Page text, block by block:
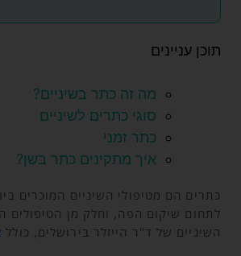
תוכן עניינים
מה זה כתר בשיניים?
סוגי כתרים לשיניים
כתר זמני
איך מתקינים כתר בשן?
כתרים הם מטיפולי השיניים המוכרים
לתחום שיקום הפה, וחלק מן הטיפולים
השיניים של ד"ר הייזלר בירושלים, כולל